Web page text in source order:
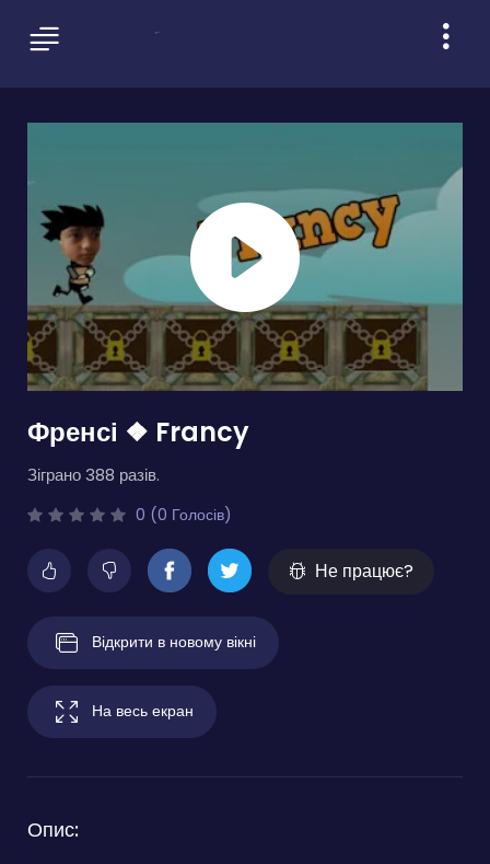
Френсі ❖ Francy
Зіграно 388 разів.
0 (0 Голосів)
Не працює?
Відкрити в новому вікні
На весь екран
Опис: